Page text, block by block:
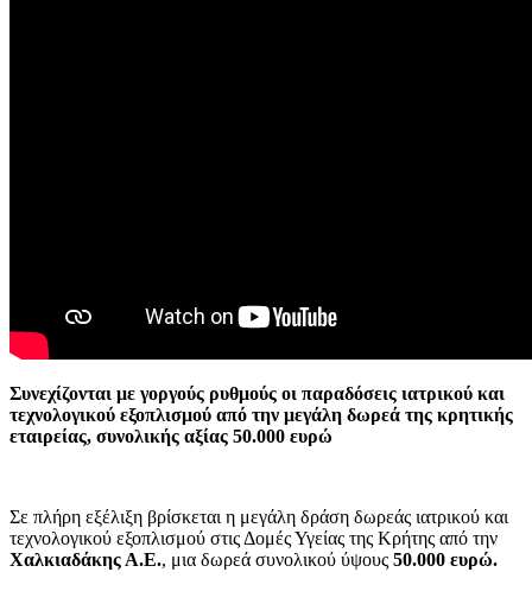
Συνεχίζονται με γοργούς ρυθμούς οι παραδόσεις ιατρικού και
τεχνολογικού εξοπλισμού από την μεγάλη δωρεά της κρητικής
εταιρείας, συνολικής αξίας 50.000 ευρώ
Σε πλήρη εξέλιξη βρίσκεται η μεγάλη δράση δωρεάς ιατρικού και
τεχνολογικού εξοπλισμού στις Δομές Υγείας της Κρήτης από την
Χαλκιαδάκης Α.Ε., μια δωρεά συνολικού ύψους 50.000 ευρώ.